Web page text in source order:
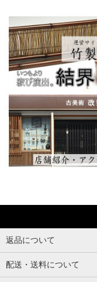
返品について
配送・送料について